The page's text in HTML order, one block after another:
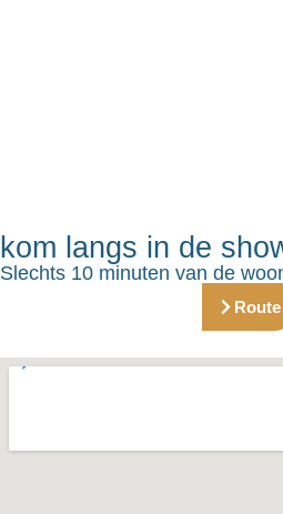
kom langs in de
Slechts 10 minuten van de
Route